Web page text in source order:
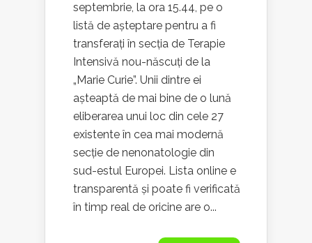
septembrie, la ora 15.44, pe o
listă de așteptare pentru a fi
transferați în secția de Terapie
Intensivă nou-născuți de la
„Marie Curie”. Unii dintre ei
așteaptă de mai bine de o lună
eliberarea unui loc din cele 27
existente în cea mai modernă
secție de nenonatologie din
sud-estul Europei. Lista online e
transparentă și poate fi verificată
în timp real de oricine are o...